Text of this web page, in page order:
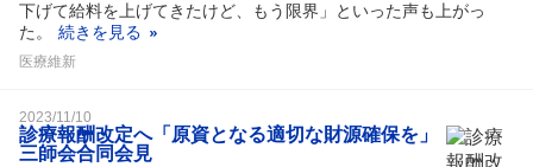
下げて給料を上げてきたけど、もう限界」といった声も上がっ
た。
続きを見る
医療維新
2023/11/10
診療報酬改定へ「原資となる適切な財源確保を」
三師会合同会見